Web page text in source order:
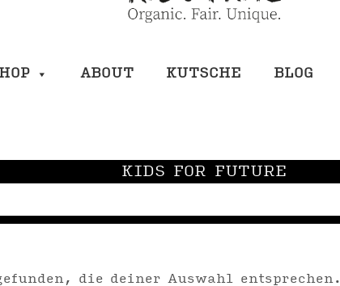
ABOUT KUTSCHE BLOG
KIDS FOR FUTURE
die deiner Auswahl entsprechen.